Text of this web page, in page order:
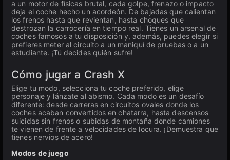
a un motor de físicas brutal, cada golpe, frenazo o impacto
deja el coche hecho un acordeón. De bajadas que calientan
los frenos hasta que revientan, hasta choques que
destrozan la carrocería en tiempo real. Tienes un arsenal de
coches famosos a tu disposición y, además, puedes elegir si
prefieres meter al circuito a un maniquí de pruebas o a un
estudiante. ¡Tú decides quién sufre!
Cómo jugar a Crash X
Elige tu modo, selecciona tu coche preferido, elige
personaje y lánzate al abismo. Cada modo es un desafío
diferente: desde carreras en circuitos ovales donde los
coches acaban convertidos en chatarra, hasta descensos
suicidas sin frenos o subidas de montaña donde camiones
te vienen de frente a velocidades de locura. ¡Demuestra que
tienes nervios de acero!
Modos de juego